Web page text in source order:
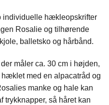
individuelle hækleopskrifter
Rosalie og tilhørende
balletsko og hårbånd.
måler ca. 30 cm i højden,
med en alpacatråd og
manke og hale kan
trykknapper, så håret kan